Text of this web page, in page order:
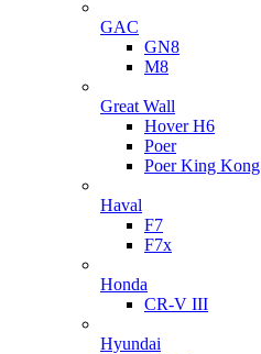
GAC
GN8
M8
Great Wall
Hover H6
Poer
Poer King Kong
Haval
F7
F7x
Honda
CR-V III
Hyundai